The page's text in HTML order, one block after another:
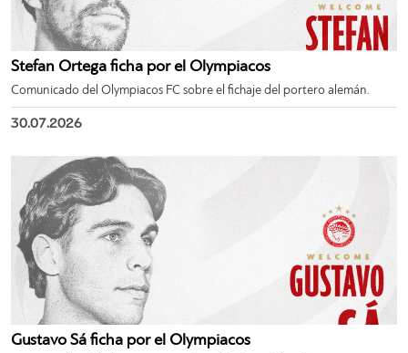
Stefan Ortega ficha por el Olympiacos
Comunicado del Olympiacos FC sobre el fichaje del portero alemán.
30.07.2026
Gustavo Sá ficha por el Olympiacos